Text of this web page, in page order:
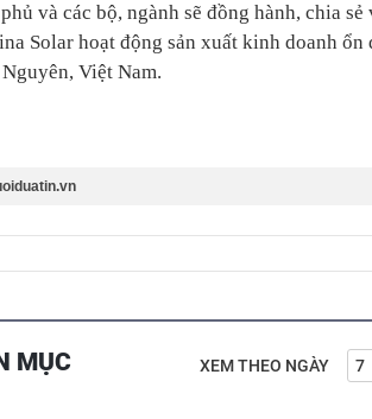
và các bộ, ngành sẽ đồng hành, chia
Solar hoạt động sản xuất kinh doanh
Việt Nam.
MỤC XEM THEO NGÀY